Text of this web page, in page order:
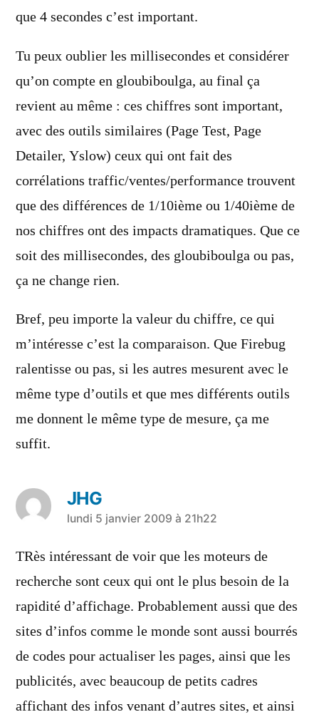
que 4 secondes c’est important.
Tu peux oublier les millisecondes et considérer
qu’on compte en gloubiboulga, au final ça
revient au même : ces chiffres sont important,
avec des outils similaires (Page Test, Page
Detailer, Yslow) ceux qui ont fait des
corrélations traffic/ventes/performance trouvent
que des différences de 1/10ième ou 1/40ième de
nos chiffres ont des impacts dramatiques. Que ce
soit des millisecondes, des gloubiboulga ou pas,
ça ne change rien.
Bref, peu importe la valeur du chiffre, ce qui
m’intéresse c’est la comparaison. Que Firebug
ralentisse ou pas, si les autres mesurent avec le
même type d’outils et que mes différents outils
me donnent le même type de mesure, ça me
suffit.
JHG
a
dit :
lundi 5 janvier 2009 à 21h22
TRès intéressant de voir que les moteurs de
recherche sont ceux qui ont le plus besoin de la
rapidité d’affichage. Probablement aussi que des
sites d’infos comme le monde sont aussi bourrés
de codes pour actualiser les pages, ainsi que les
publicités, avec beaucoup de petits cadres
affichant des infos venant d’autres sites, et ainsi